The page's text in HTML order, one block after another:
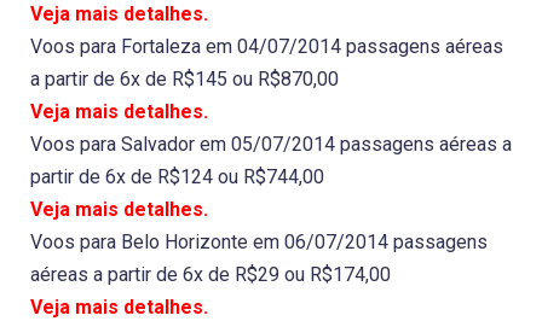
Veja mais detalhes.
Voos para Fortaleza em 04/07/2014 passagens aéreas
a partir de 6x de R$145 ou R$870,00
Veja mais detalhes.
Voos para Salvador em 05/07/2014 passagens aéreas a
partir de 6x de R$124 ou R$744,00
Veja mais detalhes.
Voos para Belo Horizonte em 06/07/2014 passagens
aéreas a partir de 6x de R$29 ou R$174,00
Veja mais detalhes.